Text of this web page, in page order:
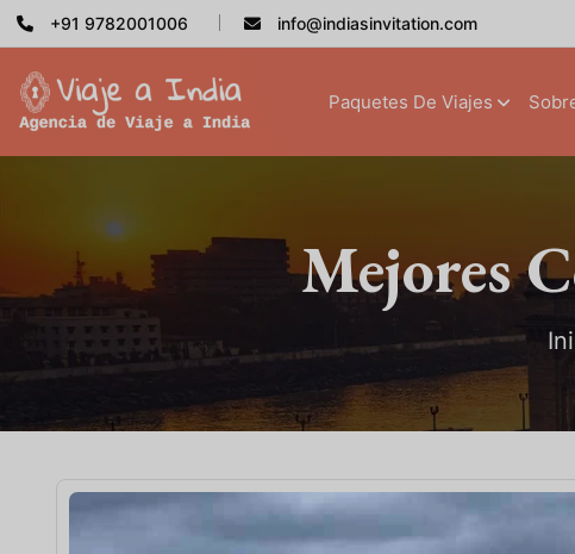
+91 9782001006 info@indiasinvitation.com
Paquetes De Viajes
Mejores